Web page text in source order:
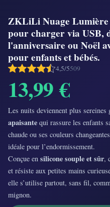
ZKLiLi Nuage
pour charger via USB,
l'anniversaire ou Noël
pour enfants et bébés.
4,5/5509
13,99 €
Les nuits deviennent plus sereines
apaisante qui rassure les enfants
chaude ou ses couleurs
idéale pour l’endormissement.
Conçue en silicone souple et sûr,
et résiste aux petites mains
elle s’utilise partout, sans fil,
mignon.